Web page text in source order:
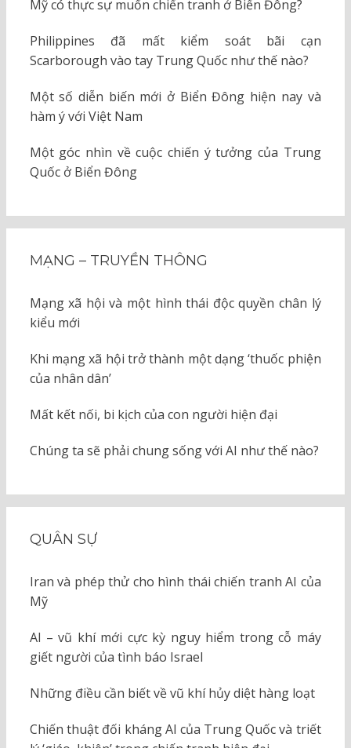
Mỹ có thực sự muốn chiến tranh ở Biển Đông?
Philippines đã mất kiểm soát bãi cạn
Scarborough vào tay Trung Quốc như thế nào?
Một số diễn biến mới ở Biển Đông hiện nay và
hàm ý với Việt Nam
Một góc nhìn về cuộc chiến ý tưởng của Trung
Quốc ở Biển Đông
MẠNG – TRUYỀN THÔNG
Mạng xã hội và một hình thái độc quyền chân lý
kiểu mới
Khi mạng xã hội trở thành một dạng ‘thuốc phiện
của nhân dân’
Mất kết nối, bi kịch của con người hiện đại
Chúng ta sẽ phải chung sống với AI như thế nào?
QUÂN SỰ
Iran và phép thử cho hình thái chiến tranh AI của
Mỹ
AI – vũ khí mới cực kỳ nguy hiểm trong cỗ máy
giết người của tình báo Israel
Những điều cần biết về vũ khí hủy diệt hàng loạt
Chiến thuật đối kháng AI của Trung Quốc và triết